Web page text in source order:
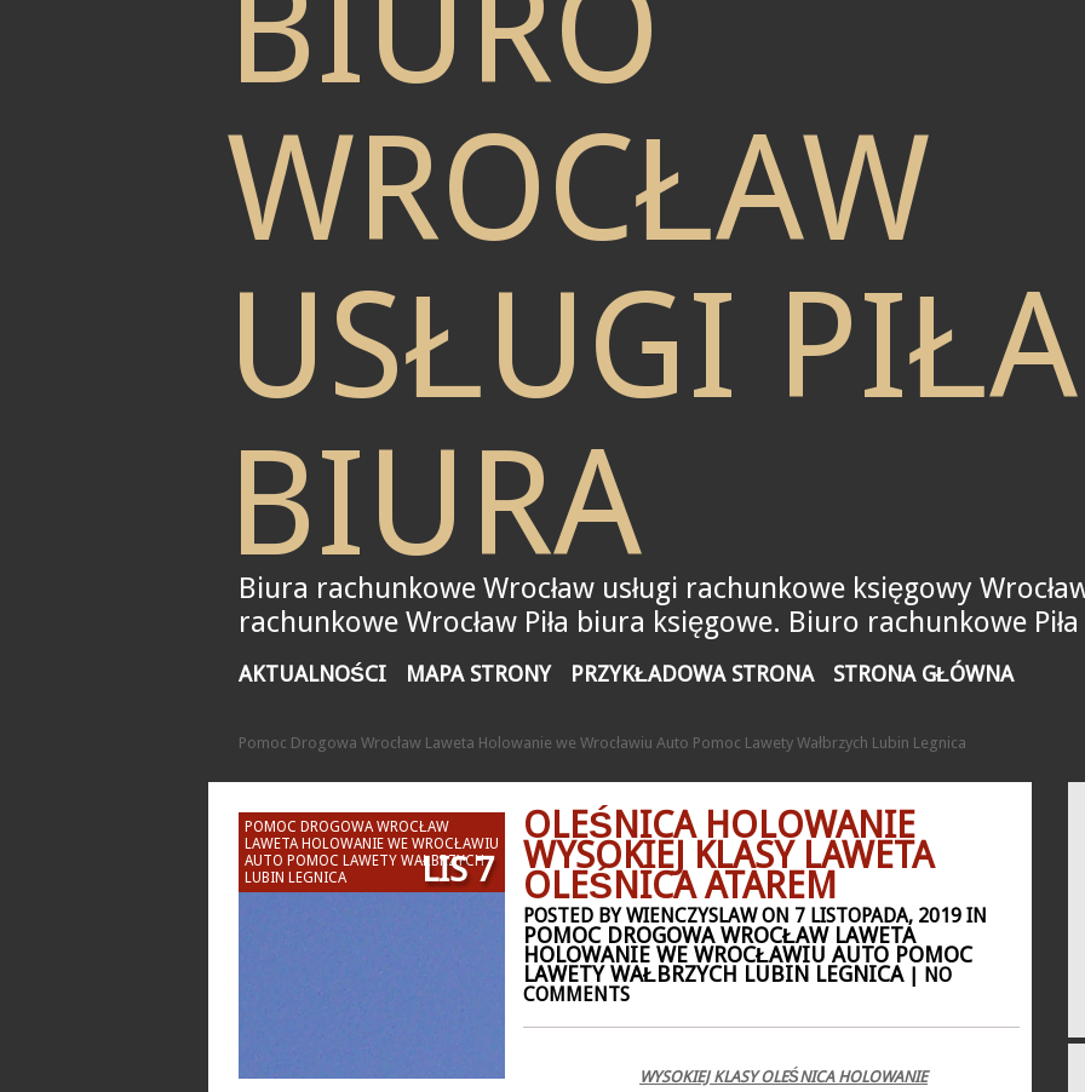
WROCŁAW
USŁUGI PIŁA
BIURA
Biura rachunkowe Wrocław usługi rachunkowe księgowy
rachunkowe Wrocław Piła biura księgowe. Biuro rachunkowe
AKTUALNOŚCI MAPA STRONY PRZYKŁADOWA STRONA STRONA GŁÓWNA
Pomoc Drogowa Wrocław Laweta Holowanie we Wrocławiu Auto Pomoc Lawety Wałbrzych Lubin Legnica
POMOC DROGOWA WROCŁAW
LAWETA HOLOWANIE WE WROCŁAWIU
AUTO POMOC LAWETY WAŁBRZYCH
LUBIN LEGNICA
LIS 7
OLEŚNICA HOLOWANIE
WYSOKIEJ KLASY LAWETA
OLEŚNICA ATAREM
POSTED BY WIENCZYSLAW ON 7 LISTOPADA, 2019 IN
POMOC DROGOWA WROCŁAW LAWETA
HOLOWANIE WE WROCŁAWIU AUTO POMOC
LAWETY WAŁBRZYCH LUBIN LEGNICA| NO
COMMENTS
WYSOKIEJ KLASY OLEŚNICA HOLOWANIE